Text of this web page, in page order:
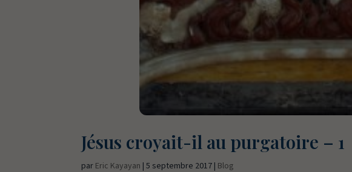
Jésus croyait-il au purgatoire – 1
par Eric Kayayan |5 septembre 2017 | Blog